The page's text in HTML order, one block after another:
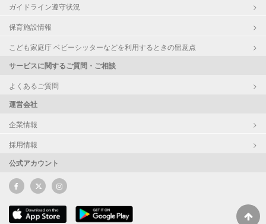
ガイドライン遵守状況
保育施設情報
こども家庭庁 ベビーシッターなどを利用するときの留意点
サービスに関するご質問・ご相談
よくあるご質問
運営会社
企業情報
採用情報
公式アカウント